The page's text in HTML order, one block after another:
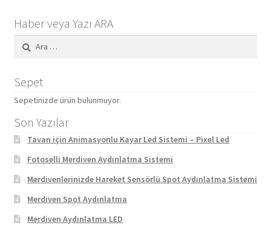
Haber veya Yazı ARA
Arama:
Sepet
Sepetinizde ürün bulunmuyor.
Son Yazılar
Tavan için Animasyonlu Kayar Led Sistemi – Pixel Led
Fotoselli Merdiven Aydınlatma Sistemi
Merdivenlerinizde Hareket Sensörlü Spot Aydınlatma Sistemi
Merdiven Spot Aydınlatma
Merdiven Aydınlatma LED